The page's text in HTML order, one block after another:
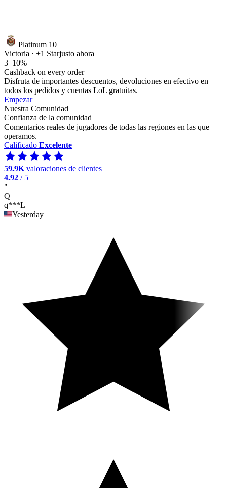
Platinum 10
Victoria · +1 Starjusto ahora
3–10%
Cashback on every order
Disfruta de importantes descuentos, devoluciones en efectivo en
todos los pedidos y cuentas LoL gratuitas.
Empezar
Nuestra Comunidad
Confianza de la comunidad
Comentarios reales de jugadores de todas las regiones en las que
operamos.
Calificado Excelente
59.9K valoraciones de clientes
4.92 / 5
"
Q
q***L
Yesterday